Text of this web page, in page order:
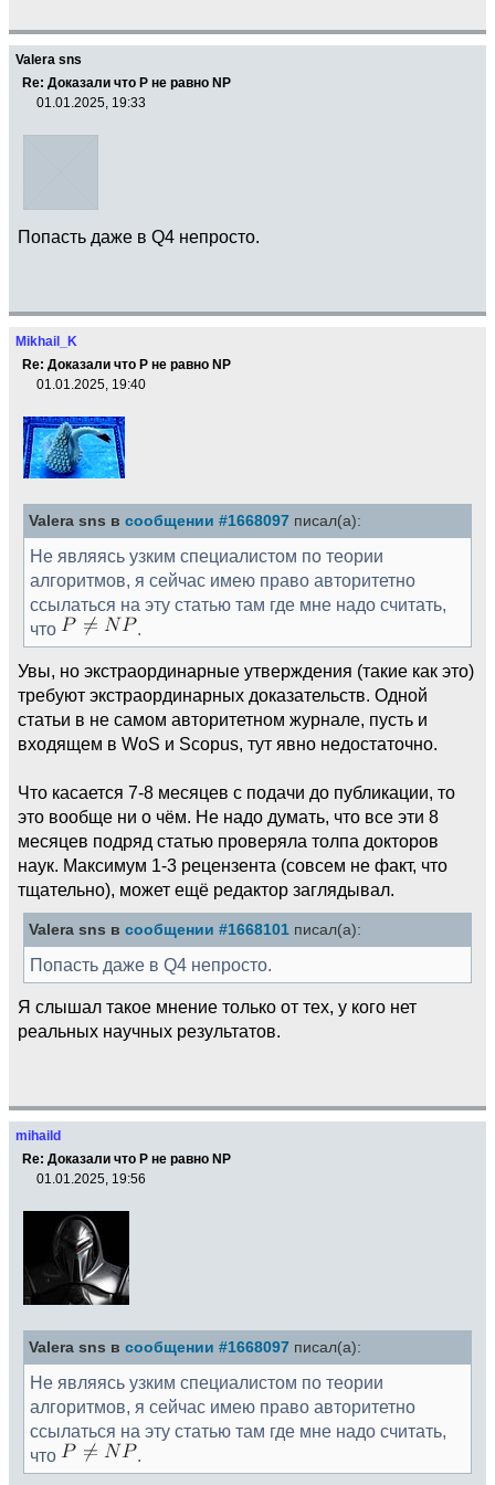
Valera sns
Re: Доказали что Р не равно NP
01.01.2025, 19:33
Попасть даже в Q4 непросто.
Mikhail_K
Re: Доказали что Р не равно NP
01.01.2025, 19:40
Valera sns в сообщении #1668097 писал(а):
Не являясь узким специалистом по теории
алгоритмов, я сейчас имею право авторитетно
ссылаться на эту статью там где мне надо считать,
что
.
Увы, но экстраординарные утверждения (такие как это)
требуют экстраординарных доказательств. Одной
статьи в не самом авторитетном журнале, пусть и
входящем в WoS и Scopus, тут явно недостаточно.
Что касается 7-8 месяцев с подачи до публикации, то
это вообще ни о чём. Не надо думать, что все эти 8
месяцев подряд статью проверяла толпа докторов
наук. Максимум 1-3 рецензента (совсем не факт, что
тщательно), может ещё редактор заглядывал.
Valera sns в сообщении #1668101 писал(а):
Попасть даже в Q4 непросто.
Я слышал такое мнение только от тех, у кого нет
реальных научных результатов.
mihaild
Re: Доказали что Р не равно NP
01.01.2025, 19:56
Valera sns в сообщении #1668097 писал(а):
Не являясь узким специалистом по теории
алгоритмов, я сейчас имею право авторитетно
ссылаться на эту статью там где мне надо считать,
что
.